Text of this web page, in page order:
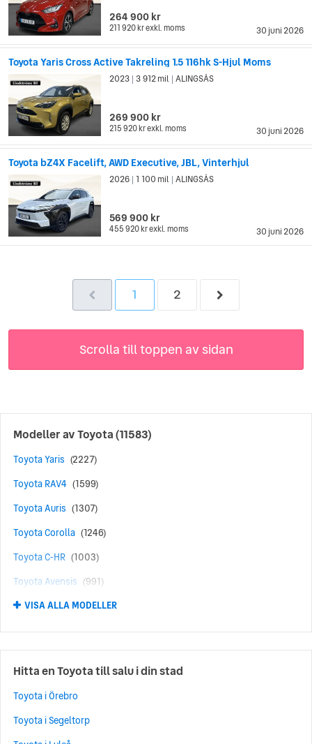
30 juni 2026
264 900 kr
211 920 krexkl. moms
Toyota Yaris Cross Active Takreling 1.5 116hk S-Hjul Moms
30 juni 2026
2023 3 912 mil ALINGSÅS
269 900 kr
215 920 krexkl. moms
Toyota bZ4X Facelift, AWD Executive, JBL, Vinterhjul
30 juni 2026
2026 1 100 mil ALINGSÅS
569 900 kr
455 920 krexkl. moms
1 2
Scrolla till toppen av sidan
Modeller avToyota(11583)
Toyota Yaris (2227)
Toyota RAV4 (1599)
Toyota Auris (1307)
Toyota Corolla (1246)
Toyota C-HR (1003)
Toyota Avensis (991)
Toyota Aygo (637)
Toyota Prius (490)
Toyota Yaris Cross (356)
Toyota Verso (277)
Toyota bZ4X (265)
Toyota Corolla Cross
VISA ALLA MODELLER
Hitta en Toyota till salu i din stad
Toyota i Örebro
Toyota i Segeltorp